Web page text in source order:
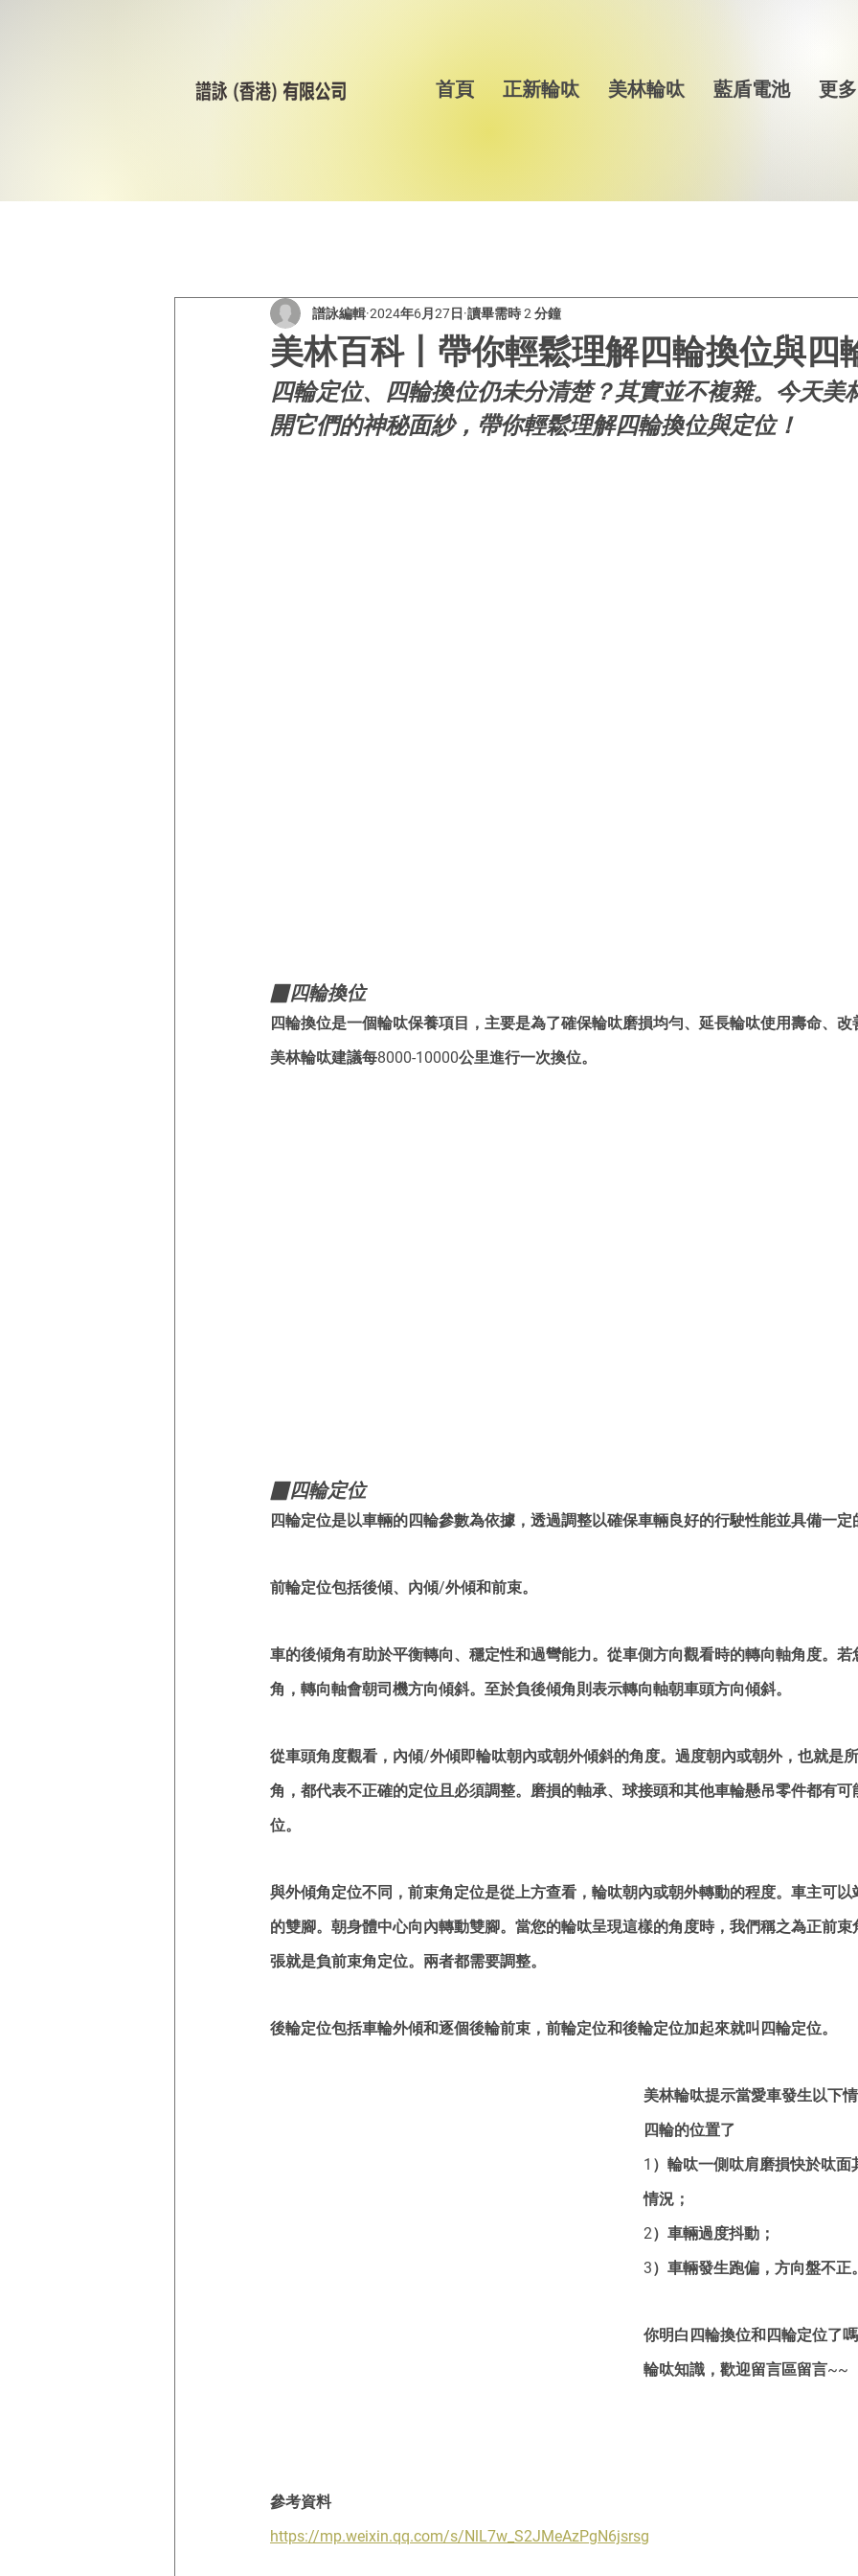
首頁 正新輪呔 美林輪呔 藍盾電池 更多
美林百科丨帶你輕鬆理解四輪換位與四
譜詠編輯 2024年6月27日 讀畢需時 2 分鐘
四輪定位、四輪換位仍未分清楚？其實並不複雜。今天美
開它們的神秘面紗，帶你輕鬆理解四輪換位與定位！
▉四輪換位
四輪換位是一個輪呔保養項目，主要是為了確保輪呔磨損均勻、延長輪呔使用壽命、改
美林輪呔建議每8000-10000公里進行一次換位。
▉四輪定位
四輪定位是以車輛的四輪參數為依據，透過調整以確保車輛良好的行駛性能並具備一定
前輪定位包括後傾、內傾/外傾和前束。
車的後傾角有助於平衡轉向、穩定性和過彎能力。從車側方向觀看時的轉向軸角度。若
角，轉向軸會朝司機方向傾斜。至於負後傾角則表示轉向軸朝車頭方向傾斜。
從車頭角度觀看，內傾/外傾即輪呔朝內或朝外傾斜的角度。過度朝內或朝外，也就是
角，都代表不正確的定位且必須調整。磨損的軸承、球接頭和其他車輪懸吊零件都有可
位。
與外傾角定位不同，前束角定位是從上方查看，輪呔朝內或朝外轉動的程度。車主可以
的雙腳。朝身體中心向內轉動雙腳。當您的輪呔呈現這樣的角度時，我們稱之為正前
張就是負前束角定位。兩者都需要調整。
後輪定位包括車輪外傾和逐個後輪前束，前輪定位和後輪定位加起來就叫四輪定位。
美林輪呔提示當愛車發生以下
四輪的位置了
1）輪呔一側呔肩磨損快於呔面
情況；
2）車輛過度抖動；
3）車輛發生跑偏，方向盤不正。
你明白四輪換位和四輪定位了
輪呔知識，歡迎留言區留言~~
參考資料
https://mp.weixin.qq.com/s/NlL7w_S2JMeAzPgN6jsrsg